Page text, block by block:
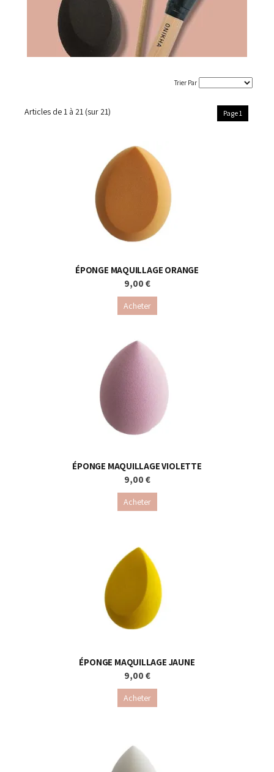
Trier Par
Page 1
Articles de1 à 21 (sur 21)
ÉPONGE MAQUILLAGE ORANGE
9,00 €
Acheter
ÉPONGE MAQUILLAGE VIOLETTE
9,00 €
Acheter
ÉPONGE MAQUILLAGE JAUNE
9,00 €
Acheter